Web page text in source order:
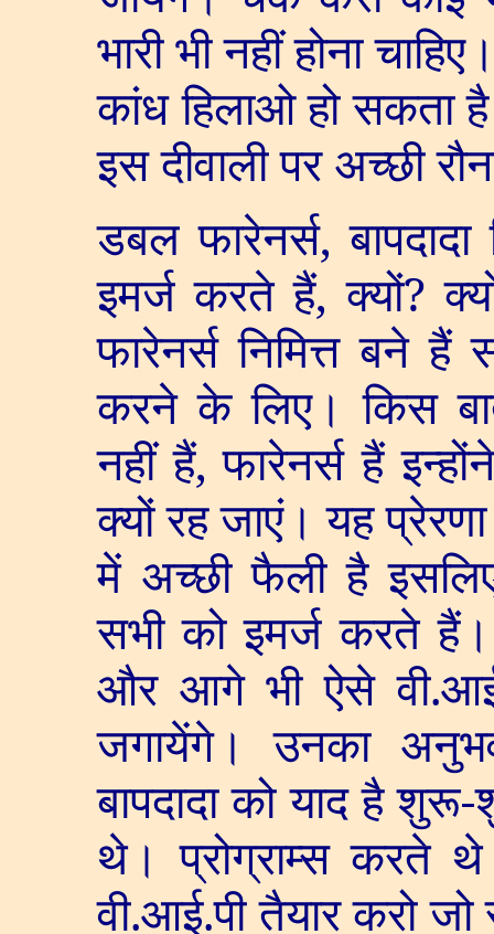
भारी भी नहीं होना
कांध हिलाओ हो सकता
इस दीवाली पर अच्छी
डबल फारेनर्स,
इमर्ज करते हैं,क्यों?
फारेनर्स निमित्त बने हैं
करने के लिए। किस
नहीं हैं,फारेनर्स हैं
क्यों रह जाएं। यह
में अच्छी फैली है
सभी को इमर्ज करते
और आगे भी ऐसे
जगायेंगे। उनका
बापदादा को याद है
थे। प्रोग्राम्स करते
वी.आई.पी तैयार करो